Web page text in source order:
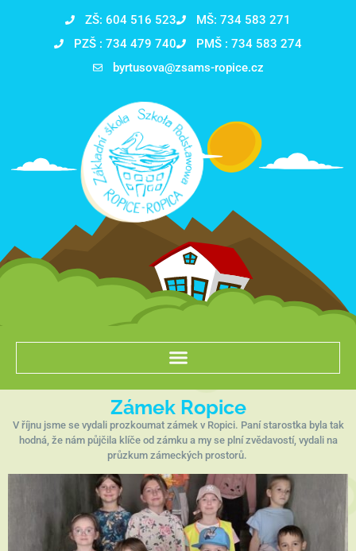
ZŠ: 604 516 523
MŠ: 734 583 271
PZŠ : 734 479 740
PMŠ : 734 583 274
byrtusova@zsams-ropice.cz
Zámek Ropice
V říjnu jsme se vydali prozkoumat zámek v Ropici. Paní starostka byla tak
hodná, že nám půjčila klíče od zámku a my se plní zvědavostí, vydali na
průzkum zámeckých prostorů.